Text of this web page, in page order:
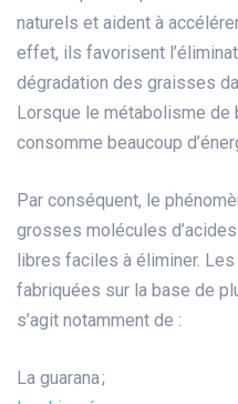
naturels et aident à
effet, ils favorisent
dégradation des graisses
Lorsque le métabolisme de
consomme beaucoup
Par conséquent, le
grosses molécules
libres faciles à éliminer.
fabriquées sur la base de
s’agit notamment de :
La guarana ;